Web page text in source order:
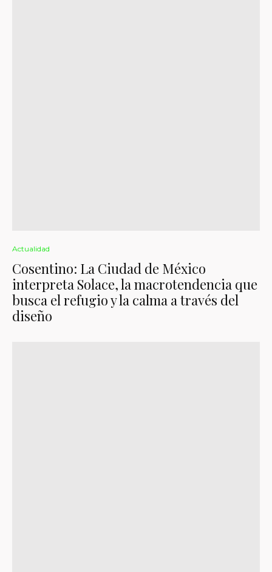
Actualidad
Cosentino: La Ciudad de México
interpreta Solace, la macrotendencia que
busca el refugio y la calma a través del
diseño